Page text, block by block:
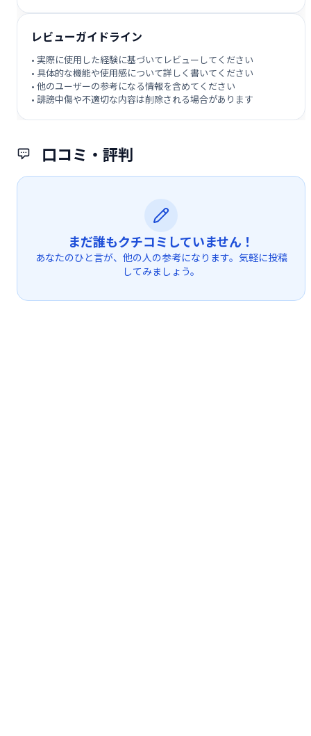
口コミ・評判
まだ誰もクチコミしていません！
あなたのひと言が、他の人の参考になります。気軽に投稿
してみましょう。
レビューガイドライン
• 実際に使用した経験に基づいてレビューしてください
• 具体的な機能や使用感について詳しく書いてください
• 他のユーザーの参考になる情報を含めてください
• 誹謗中傷や不適切な内容は削除される場合があります